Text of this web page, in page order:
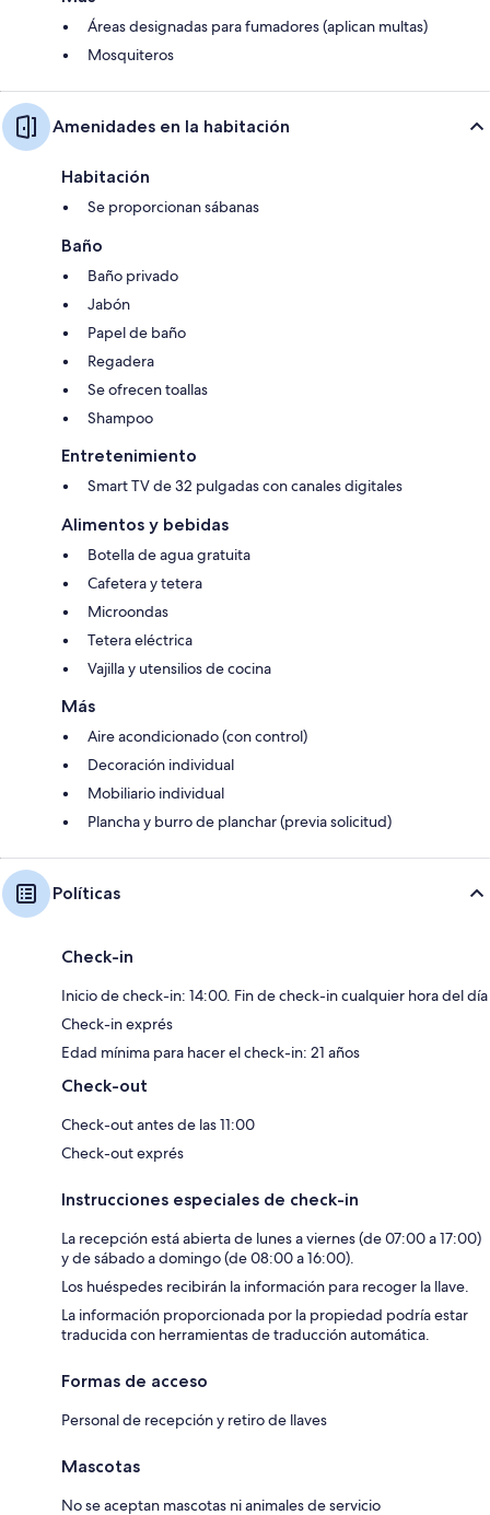
Áreas designadas para fumadores (aplican multas)
Mosquiteros
Amenidades en la habitación
Habitación
Se proporcionan sábanas
Baño
Baño privado
Jabón
Papel de baño
Regadera
Se ofrecen toallas
Shampoo
Entretenimiento
Smart TV de 32 pulgadas con canales digitales
Alimentos y bebidas
Botella de agua gratuita
Cafetera y tetera
Microondas
Tetera eléctrica
Vajilla y utensilios de cocina
Más
Aire acondicionado (con control)
Decoración individual
Mobiliario individual
Plancha y burro de planchar (previa solicitud)
Políticas
Check-in
Inicio de check-in: 14:00. Fin de check-in cualquier hora del día
Check-in exprés
Edad mínima para hacer el check-in: 21 años
Check-out
Check-out antes de las 11:00
Check-out exprés
Instrucciones especiales de check-in
La recepción está abierta de lunes a viernes (de 07:00 a 17:00)
y de sábado a domingo (de 08:00 a 16:00).
Los huéspedes recibirán la información para recoger la llave.
La información proporcionada por la propiedad podría estar
traducida con herramientas de traducción automática.
Formas de acceso
Personal de recepción y retiro de llaves
Mascotas
No se aceptan mascotas ni animales de servicio